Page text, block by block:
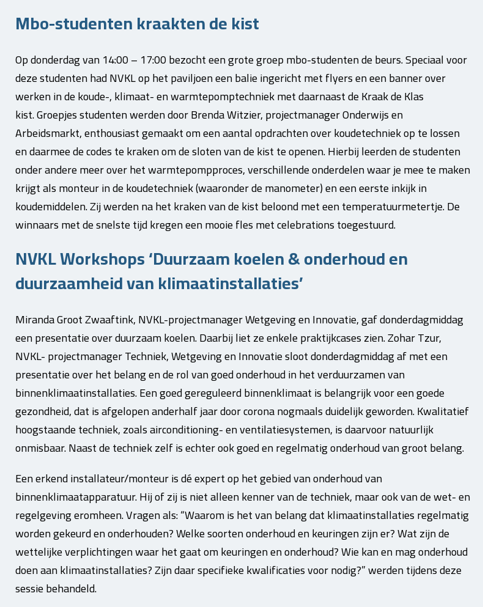
Mbo-studenten kraakten de kist
Op donderdag van 14:00 – 17:00 bezocht een grote groep mbo-studenten de beurs. Speciaal voor
deze studenten had NVKL op het paviljoen een balie ingericht met flyers en een banner over
werken in de koude-, klimaat- en warmtepomptechniek met daarnaast de Kraak de Klas
kist. Groepjes studenten werden door Brenda Witzier, projectmanager Onderwijs en
Arbeidsmarkt, enthousiast gemaakt om een aantal opdrachten over koudetechniek op te lossen
en daarmee de codes te kraken om de sloten van de kist te openen. Hierbij leerden de studenten
onder andere meer over het warmtepompproces, verschillende onderdelen waar je mee te maken
krijgt als monteur in de koudetechniek (waaronder de manometer) en een eerste inkijk in
koudemiddelen. Zij werden na het kraken van de kist beloond met een temperatuurmetertje. De
winnaars met de snelste tijd kregen een mooie fles met celebrations toegestuurd.
NVKL Workshops ‘Duurzaam koelen & onderhoud en
duurzaamheid van klimaatinstallaties’
Miranda Groot Zwaaftink, NVKL-projectmanager Wetgeving en Innovatie, gaf donderdagmiddag
een presentatie over duurzaam koelen. Daarbij liet ze enkele praktijkcases zien. Zohar Tzur,
NVKL- projectmanager Techniek, Wetgeving en Innovatie sloot donderdagmiddag af met een
presentatie over het belang en de rol van goed onderhoud in het verduurzamen van
binnenklimaatinstallaties. Een goed gereguleerd binnenklimaat is belangrijk voor een goede
gezondheid, dat is afgelopen anderhalf jaar door corona nogmaals duidelijk geworden. Kwalitatief
hoogstaande techniek, zoals airconditioning- en ventilatiesystemen, is daarvoor natuurlijk
onmisbaar. Naast de techniek zelf is echter ook goed en regelmatig onderhoud van groot belang.
Een erkend installateur/monteur is dé expert op het gebied van onderhoud van
binnenklimaatapparatuur. Hij of zij is niet alleen kenner van de techniek, maar ook van de wet- en
regelgeving eromheen. Vragen als: “Waarom is het van belang dat klimaatinstallaties regelmatig
worden gekeurd en onderhouden? Welke soorten onderhoud en keuringen zijn er? Wat zijn de
wettelijke verplichtingen waar het gaat om keuringen en onderhoud? Wie kan en mag onderhoud
doen aan klimaatinstallaties? Zijn daar specifieke kwalificaties voor nodig?” werden tijdens deze
sessie behandeld.